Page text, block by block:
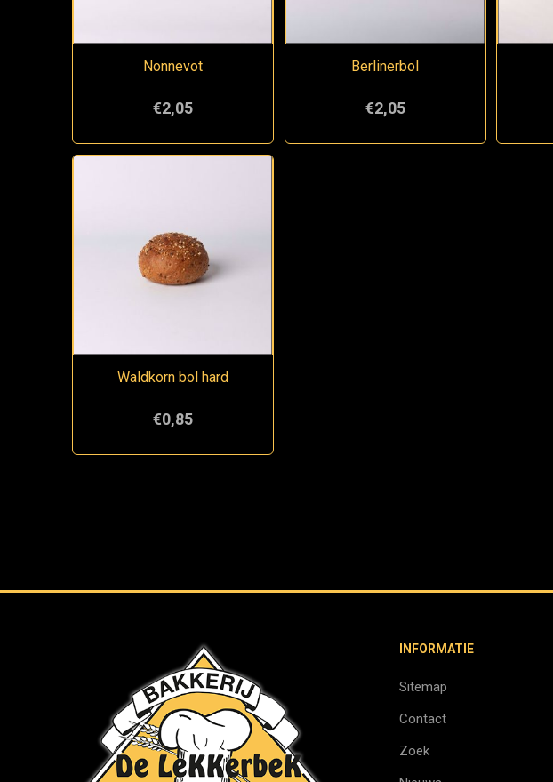
Nonnevot
€2,05
Berlinerbol
€2,05
Waldkorn bol hard
€0,85
INFORMATIE
Sitemap
Contact
Zoek